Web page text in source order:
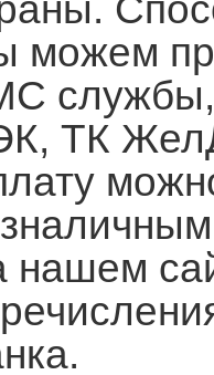
можем
службы,
ТК
нашем